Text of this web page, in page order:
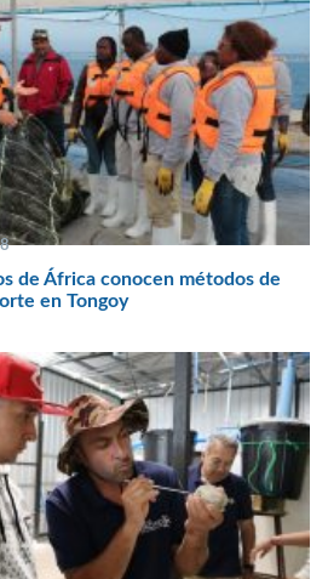
de África conocen métodos de
en Tongoy